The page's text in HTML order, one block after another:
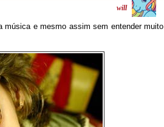
will
música e mesmo assim sem entender muito